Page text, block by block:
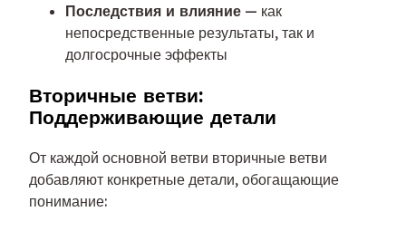
Последствия и влияние — как
непосредственные результаты, так и
долгосрочные эффекты
Вторичные ветви:
Поддерживающие детали
От каждой основной ветви вторичные ветви
добавляют конкретные детали, обогащающие
понимание: